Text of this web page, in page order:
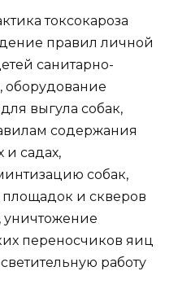
токсокароза
правил личной
санитарно-
оборудование
выгула собак,
содержания
и садах,
собак,
площадок и скверов
уничтожение
переносчиков яиц
работу